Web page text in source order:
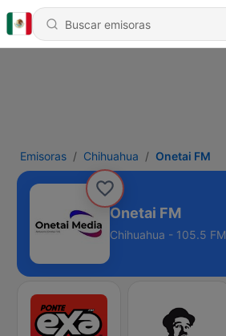
Emisoras Chihuahua Onetai FM
Onetai FM
Chihuahua - 105.5 FM